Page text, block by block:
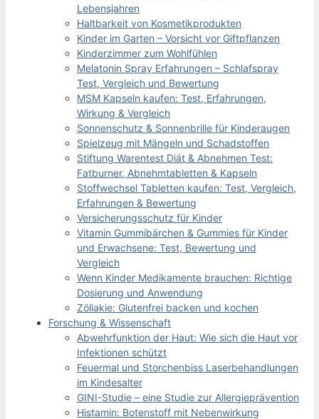
Lebensjahren
Haltbarkeit von Kosmetikprodukten
Kinder im Garten – Vorsicht vor Giftpflanzen
Kinderzimmer zum Wohlfühlen
Melatonin Spray Erfahrungen – Schlafspray
Test, Vergleich und Bewertung
MSM Kapseln kaufen: Test, Erfahrungen,
Wirkung & Vergleich
Sonnenschutz & Sonnenbrille für Kinderaugen
Spielzeug mit Mängeln und Schadstoffen
Stiftung Warentest Diät & Abnehmen Test:
Fatburner, Abnehmtabletten & Kapseln
Stoffwechsel Tabletten kaufen: Test, Vergleich,
Erfahrungen & Bewertung
Versicherungsschutz für Kinder
Vitamin Gummibärchen & Gummies für Kinder
und Erwachsene: Test, Bewertung und
Vergleich
Wenn Kinder Medikamente brauchen: Richtige
Dosierung und Anwendung
Zöliakie: Glutenfrei backen und kochen
Forschung & Wissenschaft
Abwehrfunktion der Haut: Wie sich die Haut vor
Infektionen schützt
Feuermal und Storchenbiss Laserbehandlungen
im Kindesalter
GINI-Studie – eine Studie zur Allergieprävention
Histamin: Botenstoff mit Nebenwirkung